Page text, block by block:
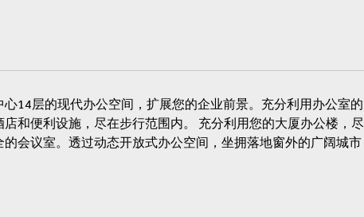
14层的现代办公空间，扩展您的企业前景。充分利用办公室的
和便利设施，尽在步行范围内。 充分利用您的大厦办公楼，尽
会议室。透过动态开放式办公空间，坐拥落地窗外的广阔城市